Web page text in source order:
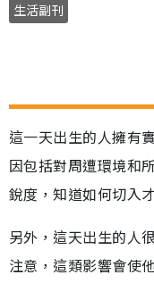
生活副刊
這一天出生的人擁有
因包括對周遭環境和
銳度，知道如何切入
另外，這天出生的人
注意，這類影響會使